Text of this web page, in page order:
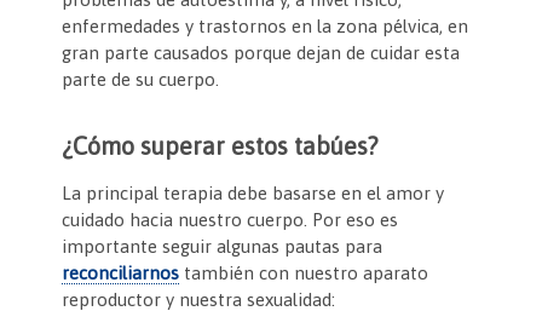
enfermedades y trastornos en la zona pélvica, en
gran parte causados porque dejan de cuidar esta
parte de su cuerpo.
¿Cómo superar estos tabúes?
La principal terapia debe basarse en el amor y
cuidado hacia nuestro cuerpo. Por eso es
importante seguir algunas pautas para
reconciliarnos también con nuestro aparato
reproductor y nuestra sexualidad: